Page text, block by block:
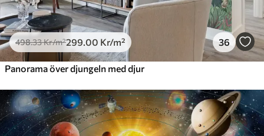
498.33Kr/m²299 .00 Kr/m² 36
Panorama över djungeln med djur